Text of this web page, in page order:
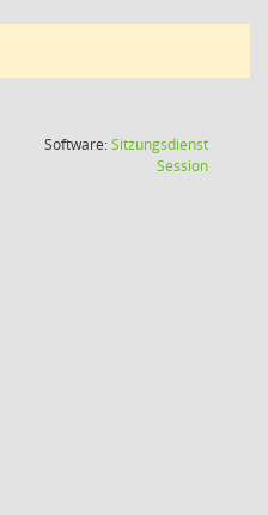
Software:Sitzungsdienst
Session(Wird in